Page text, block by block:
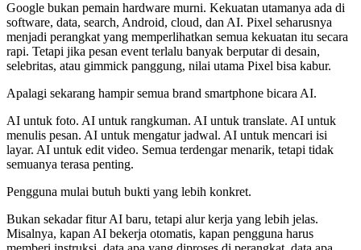
Google bukan pemain hardware murni. Kekuatan utamanya ada di
software, data, search, Android, cloud, dan AI. Pixel seharusnya
menjadi perangkat yang memperlihatkan semua kekuatan itu secara
rapi. Tetapi jika pesan event terlalu banyak berputar di desain,
selebritas, atau gimmick panggung, nilai utama Pixel bisa kabur.
Apalagi sekarang hampir semua brand smartphone bicara AI.
AI untuk foto. AI untuk rangkuman. AI untuk translate. AI untuk
menulis pesan. AI untuk mengatur jadwal. AI untuk mencari isi
layar. AI untuk edit video. Semua terdengar menarik, tetapi tidak
semuanya terasa penting.
Pengguna mulai butuh bukti yang lebih konkret.
Bukan sekadar fitur AI baru, tetapi alur kerja yang lebih jelas.
Misalnya, kapan AI bekerja otomatis, kapan pengguna harus